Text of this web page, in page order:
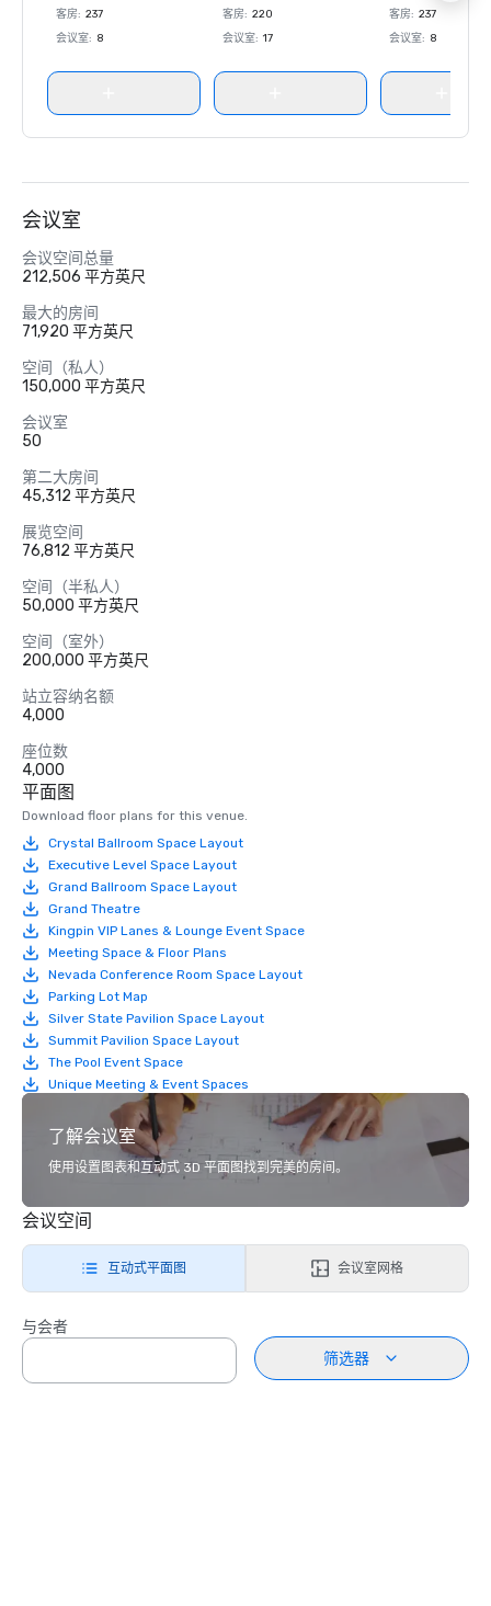
客房: 237
会议室: 8
客房: 220
会议室: 17
客房: 237
会议室: 8
会议室
会议空间总量
212,506 平方英尺
最大的房间
71,920 平方英尺
空间（私人）
150,000 平方英尺
会议室
50
第二大房间
45,312 平方英尺
展览空间
76,812 平方英尺
空间（半私人）
50,000 平方英尺
空间（室外）
200,000 平方英尺
站立容纳名额
4,000
座位数
4,000
平面图
Download floor plans for this venue.
Crystal Ballroom Space Layout
Executive Level Space Layout
Grand Ballroom Space Layout
Grand Theatre
Kingpin VIP Lanes & Lounge Event Space
Meeting Space & Floor Plans
Nevada Conference Room Space Layout
Parking Lot Map
Silver State Pavilion Space Layout
Summit Pavilion Space Layout
The Pool Event Space
Unique Meeting & Event Spaces
了解会议室
使用设置图表和互动式 3D 平面图找到完美的房间。
会议空间
互动式平面图 会议室网格
与会者
筛选器